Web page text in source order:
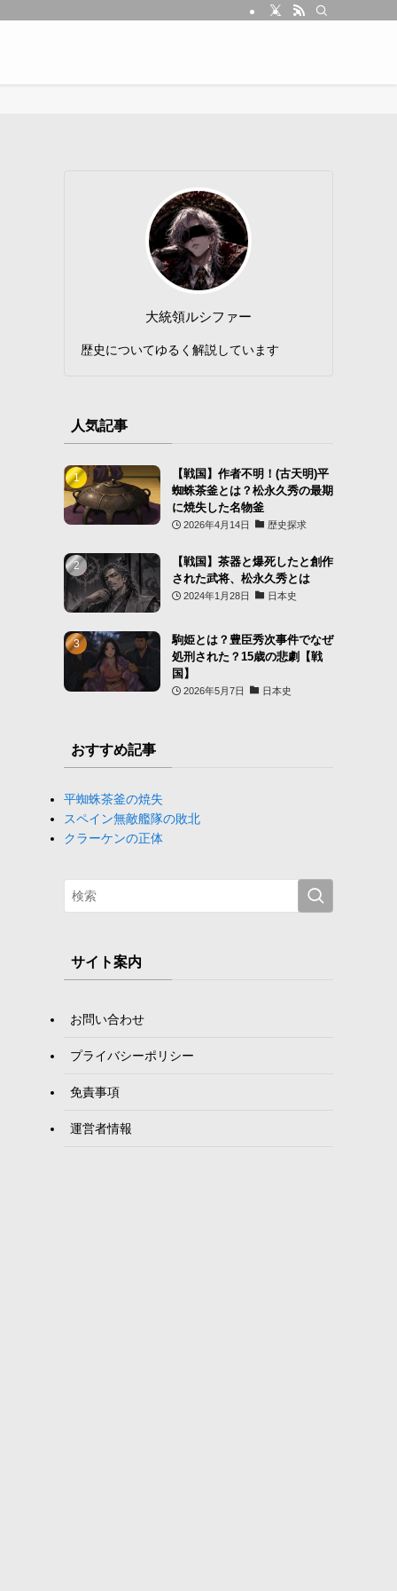
大統領ルシファー
歴史についてゆるく解説しています
人気記事
【戦国】作者不明！(古天明)平
蜘蛛茶釜とは？松永久秀の最期
に焼失した名物釜
2026年4月14日 歴史探求
【戦国】茶器と爆死したと創作
された武将、松永久秀とは
2024年1月28日 日本史
駒姫とは？豊臣秀次事件でなぜ
処刑された？15歳の悲劇【戦
国】
2026年5月7日 日本史
おすすめ記事
平蜘蛛茶釜の焼失
スペイン無敵艦隊の敗北
クラーケンの正体
サイト案内
お問い合わせ
プライバシーポリシー
免責事項
運営者情報